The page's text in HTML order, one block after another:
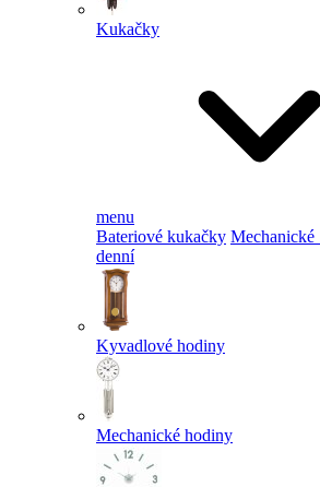
Kukačky
menu
Bateriové kukačky Mechanické
denní
Kyvadlové hodiny
Mechanické hodiny